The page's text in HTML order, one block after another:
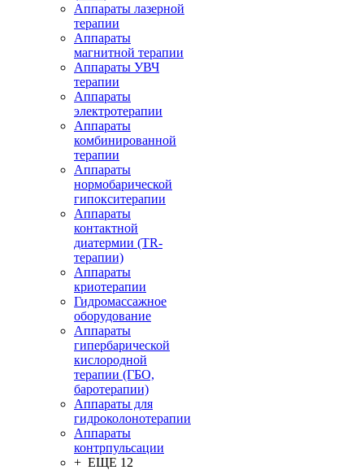
Аппараты лазерной
терапии
Аппараты
магнитной терапии
Аппараты УВЧ
терапии
Аппараты
электротерапии
Аппараты
комбинированной
терапии
Аппараты
нормобарической
гипокситерапии
Аппараты
контактной
диатермии (TR-
терапии)
Аппараты
криотерапии
Гидромассажное
оборудование
Аппараты
гипербарической
кислородной
терапии (ГБО,
баротерапии)
Аппараты для
гидроколонотерапии
Аппараты
контрпульсации
+ ЕЩЕ 12